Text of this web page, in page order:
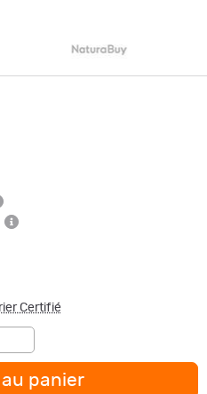
Certifié
panier